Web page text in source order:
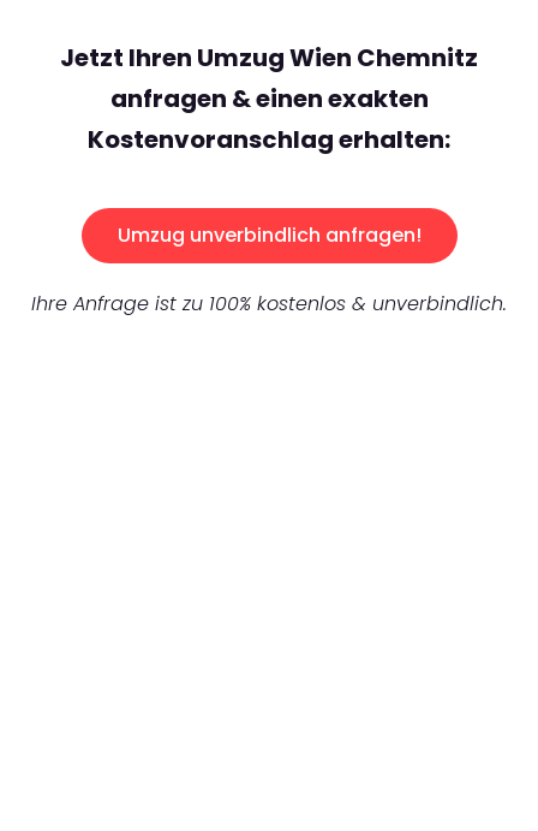
Jetzt Ihren Umzug Wien Chemnitz
anfragen & einen exakten
Kostenvoranschlag erhalten:
Umzug unverbindlich anfragen!
Ihre Anfrage ist zu 100% kostenlos & unverbindlich.